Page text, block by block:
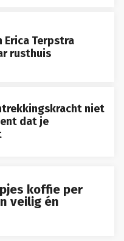
Erica Terpstra
rusthuis
niet
dat je
koffie per
veilig én